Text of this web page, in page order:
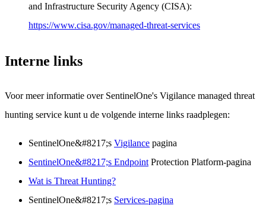
and Infrastructure Security Agency (CISA):
https://www.cisa.gov/managed-threat-services
Interne links
Voor meer informatie over SentinelOne's Vigilance managed threat
hunting service kunt u de volgende interne links raadplegen:
SentinelOne&#8217;s Vigilance pagina
SentinelOne&#8217;s EndpointProtection Platform-pagina
Wat is Threat Hunting?
SentinelOne&#8217;s Services-pagina